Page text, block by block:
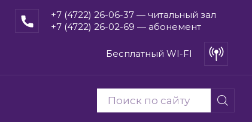
+7 (4722) 26-06-37 — читальный зал
+7 (4722) 26-02-69 — абонемент
Бесплатный WI-FI